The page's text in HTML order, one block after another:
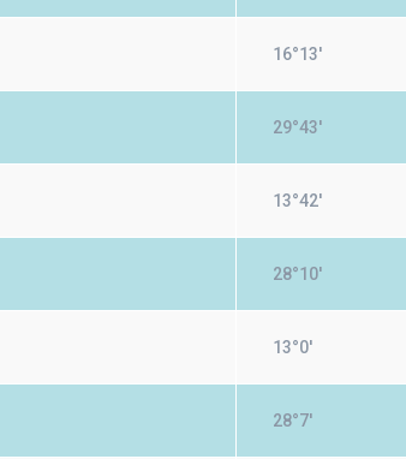
16°13'
29°43'
13°42'
28°10'
13°0'
28°7'